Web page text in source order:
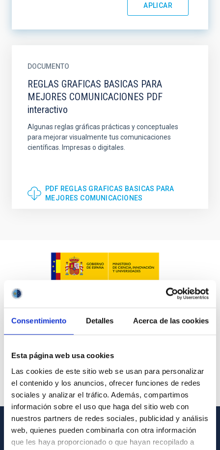
Consentimiento Detalles Acerca de las cookies
Esta página web usa cookies
Las cookies de este sitio web se usan para personalizar
el contenido y los anuncios, ofrecer funciones de redes
sociales y analizar el tráfico. Además, compartimos
información sobre el uso que haga del sitio web con
nuestros partners de redes sociales, publicidad y análisis
web, quienes pueden combinarla con otra información
que les haya proporcionado o que hayan recopilado a
DOCUMENTO
REGLAS GRAFICAS BASICAS PARA
MEJORES COMUNICACIONES PDF
interactivo
Algunas reglas gráficas prácticas y conceptuales
para mejorar visualmente tus comunicaciones
científicas. Impresas o digitales.
PDF REGLAS GRAFICAS BASICAS PARA
MEJORES COMUNICACIONES
INFORMACIÓN GENERAL